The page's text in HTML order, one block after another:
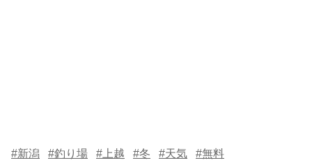
#新潟 #釣り場 #上越 #冬 #天気 #無料